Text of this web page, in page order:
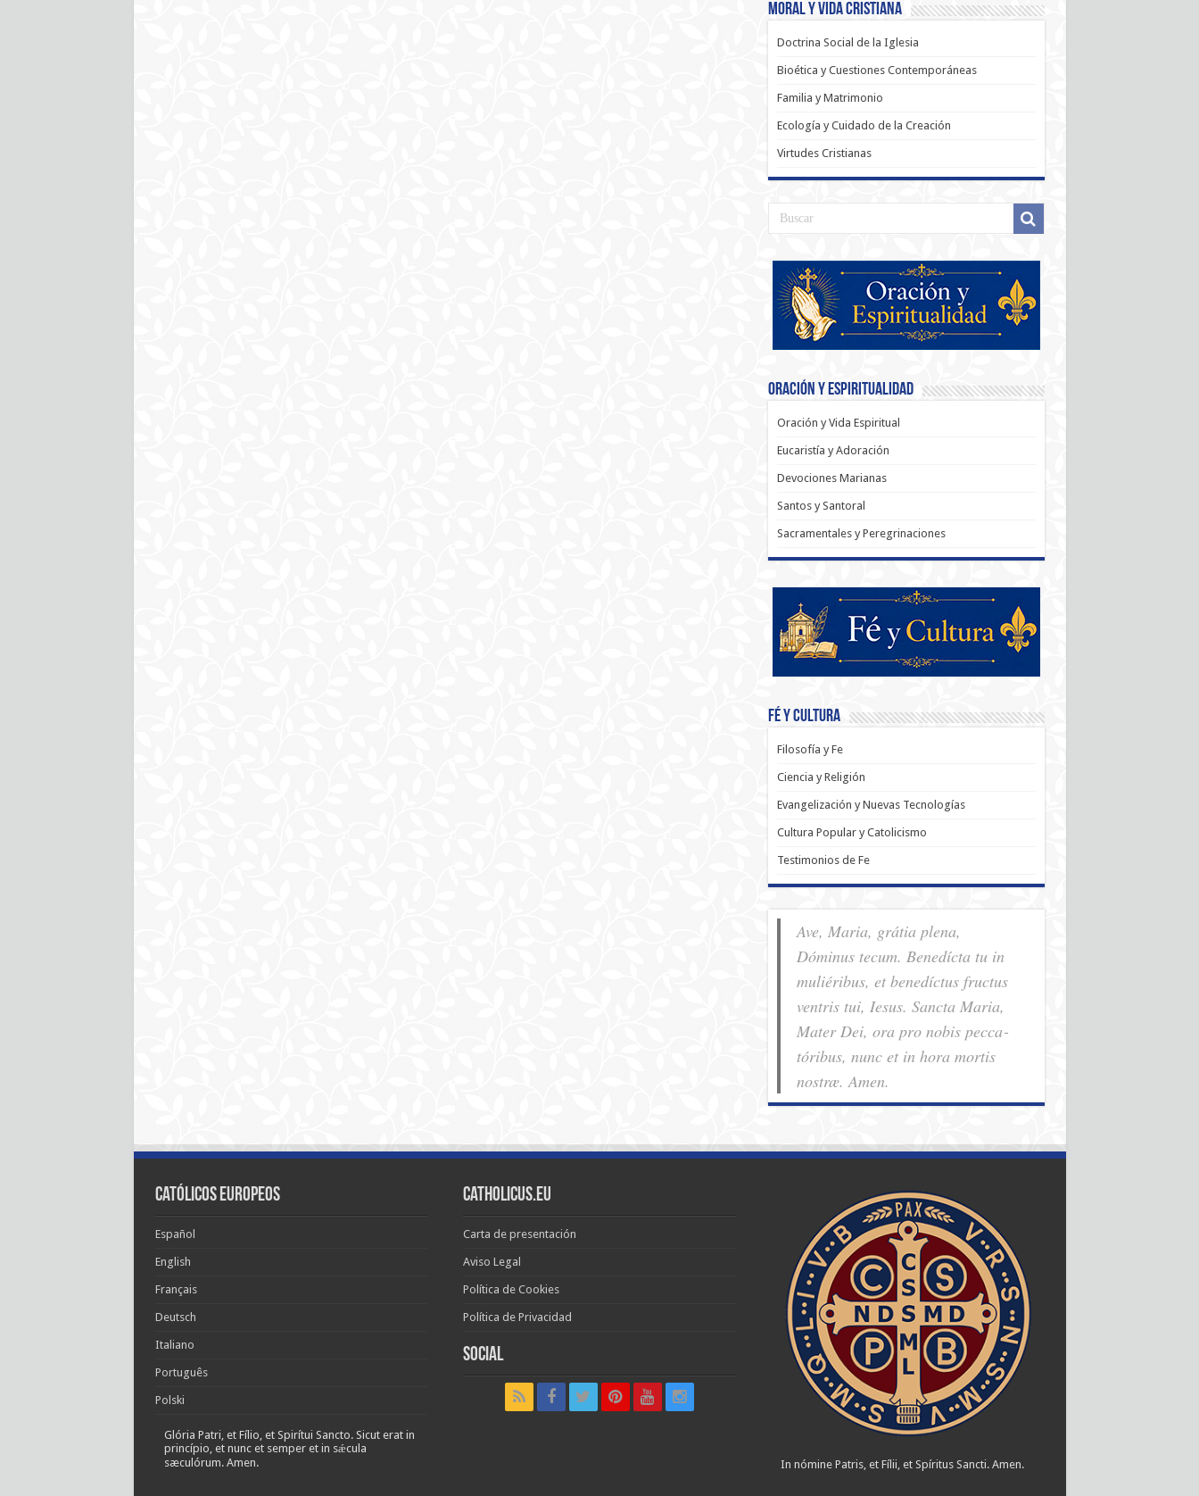
Moral y Vida Cristiana
Doctrina Social de la Iglesia
Bioética y Cuestiones Contemporáneas
Familia y Matrimonio
Ecología y Cuidado de la Creación
Virtudes Cristianas
Oración y Espiritualidad
Oración y Vida Espiritual
Eucaristía y Adoración
Devociones Marianas
Santos y Santoral
Sacramentales y Peregrinaciones
Fé y Cultura
Filosofía y Fe
Ciencia y Religión
Evangelización y Nuevas Tecnologías
Cultura Popular y Catolicismo
Testimonios de Fe
Ave, Maria, grátia plena,
Dóminus tecum. Benedícta tu in
muliéribus, et benedíctus fructus
ventris tui, Iesus. Sancta Maria,
Mater Dei, ora pro nobis pec­ca­
tóribus, nunc et in hora mortis
nostræ. Amen.
Católicos Europeos
Español
English
Français
Deutsch
Italiano
Português
Polski
Glória Patri, et Fílio, et Spirítui Sancto. Sicut erat in
princípio, et nunc et semper et in sǽcula
sæculórum. Amen.
Catholicus.eu
Carta de presentación
Aviso Legal
Política de Cookies
Política de Privacidad
Social
In nómine Patris, et Fílii, et Spíritus Sancti. Amen.